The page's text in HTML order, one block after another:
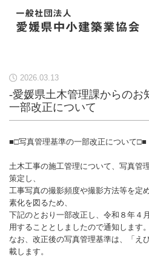
2026.03.13
-愛媛県土木管理課からのお
一部改正について
■□写真管理基準の一部改正について□■
土木工事の施工管理について、写真管
策定し、
工事写真の撮影頻度や撮影方法等を定
素化を図るため、
下記のとおり一部改正し、令和８年４
用することとしましたので通知します。
なお、改正後の写真管理基準は、「え
載します。